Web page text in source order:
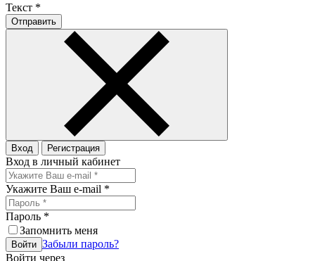
Текст *
Отправить
Вход Регистрация
Вход в личный кабинет
Укажите Ваш e-mail *
Пароль *
Запомнить меня
Войти Забыли пароль?
Войти через